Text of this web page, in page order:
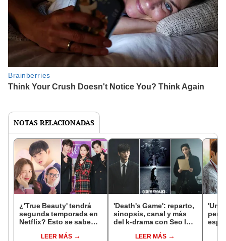
NOTAS RELACIONADAS
¿'True Beauty' tendrá
segunda temporada en
Netflix? Esto se sabe
LEER MÁS
'Death's Game': reparto,
sinopsis, canal y más
del k-drama con Seo In
LEER MÁS
'Un